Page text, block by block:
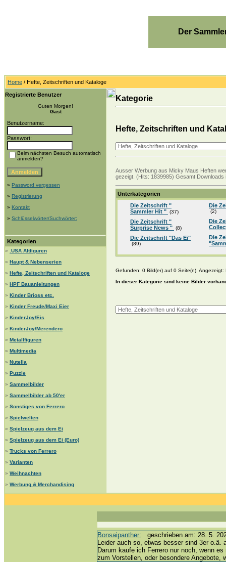
Der
Home / Hefte, Zeitschriften und Kataloge
Registrierte Benutzer
Guten Morgen!
Gast
Benutzername:
Passwort:
Beim nächsten Besuch automatisch
anmelden?
» Password vergessen
» Registrierung
» Kontakt
» Schlüsselwörter/Suchwörter:
Kategorien
»
.USA Altfiguren
» Haupt & Nebenserien
» Hefte, Zeitschriften und Kataloge
» HPF Bauanleitungen
» Kinder Brioss etc.
» Kinder Freude/Maxi Eier
» KinderJoy/Eis
» KinderJoy/Merendero
» Metallfiguren
» Multimedia
» Nutella
» Puzzle
» Sammelbilder
» Sammelbilder ab 50'er
» Sonstiges von Ferrero
» Spielwelten
» Spielzeug aus dem Ei
» Spielzeug aus dem Ei (Euro)
» Trucks von Ferrero
» Varianten
» Weihnachten
» Werbung & Merchandising
Kategorie
Hefte, Zeitschriften und
Ausser Werbung aus Micky Maus Heften
gezeigt. (Hits: 1839985) Gesamt Downloads
Unterkategorien
Die Zeitschrift "
Sammler Hit " (37)
Die Zeitschrift "
Surprise News " (8)
Die Zeitschrift "Das Ei"
(89)
Die
(2)
Die
Die
Gefunden: 0 Bild(er) auf 0 Seite(n). Angezeigt:
In dieser Kategorie sind keine Bilder
Bonsaipanther: geschrieben am: 28. 5.
Leider auch so, etwas besser sind 3er o.ä.
Darum kaufe ich Ferrero nur noch, wenn
zum Vorstellen, oder besondere Angebote,